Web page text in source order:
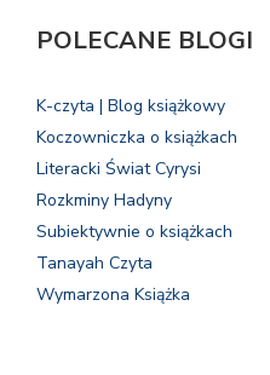
POLECANE BLOGI
K-czyta | Blog książkowy
Koczowniczka o książkach
Literacki Świat Cyrysi
Rozkminy Hadyny
Subiektywnie o książkach
Tanayah Czyta
Wymarzona Książka